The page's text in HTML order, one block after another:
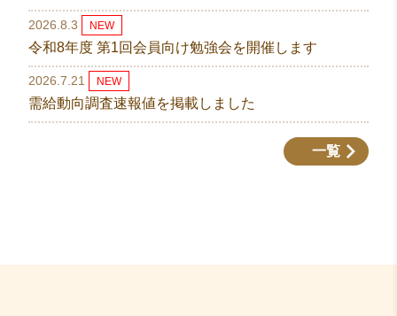
2026.8.3 NEW
令和8年度 第1回会員向け勉強会を開催します
2026.7.21 NEW
需給動向調査速報値を掲載しました
一覧